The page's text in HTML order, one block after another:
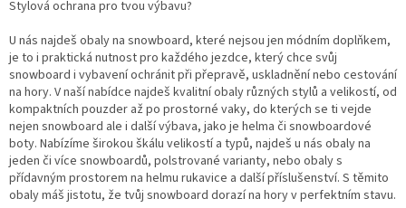
d
a
c
í
p
r
v
k
y
v
Stylová ochrana pro tvou výbavu?
U nás najdeš obaly na snowboard, které nejsou jen módním doplňkem,
je to i praktická nutnost pro každého jezdce, který chce svůj
snowboard i vybavení ochránit při přepravě, uskladnění nebo cestování
na hory. V naší nabídce najdeš kvalitní obaly různých stylů a velikostí, od
kompaktních pouzder až po prostorné vaky, do kterých se ti vejde
nejen snowboard ale i další výbava, jako je helma či snowboardové
boty. Nabízíme širokou škálu velikostí a typů, najdeš u nás obaly na
jeden či více snowboardů, polstrované varianty, nebo obaly s
přídavným prostorem na helmu rukavice a další příslušenství. S těmito
obaly máš jistotu, že tvůj snowboard dorazí na hory v perfektním stavu.